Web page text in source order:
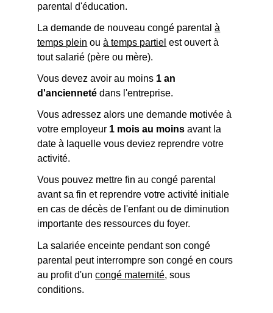
parental d'éducation.
La demande de nouveau congé parentalà
temps plein ouà temps partiel est ouvert à
tout salarié (père ou mère).
Vous devez avoir au moins 1 an
d'ancienneté dans l'entreprise.
Vous adressez alors une demande motivée à
votre employeur 1 mois au moins avant la
date à laquelle vous deviez reprendre votre
activité.
Vous pouvez mettre fin au congé parental
avant sa fin et reprendre votre activité initiale
en cas de décès de l'enfant ou de diminution
importante des ressources du foyer.
La salariée enceinte pendant son congé
parental peut interrompre son congé en cours
au profit d'uncongé maternité, sous
conditions.